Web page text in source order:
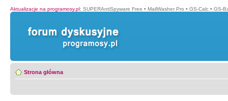
Aktualizacje na programosy.pl: SUPERAntiSpyware Free • MailWasher Pro • GS-Calc • GS-
Strona główna